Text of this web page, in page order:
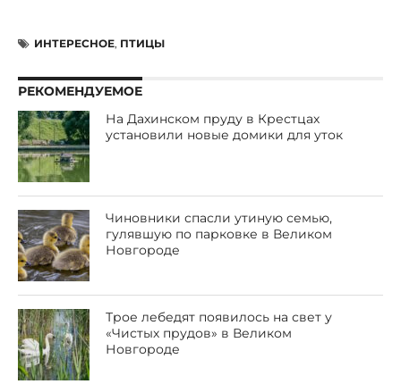
ИНТЕРЕСНОЕ, ПТИЦЫ
РЕКОМЕНДУЕМОЕ
На Дахинском пруду в Крестцах
установили новые домики для уток
Чиновники спасли утиную семью,
гулявшую по парковке в Великом
Новгороде
Трое лебедят появилось на свет у
«Чистых прудов» в Великом
Новгороде